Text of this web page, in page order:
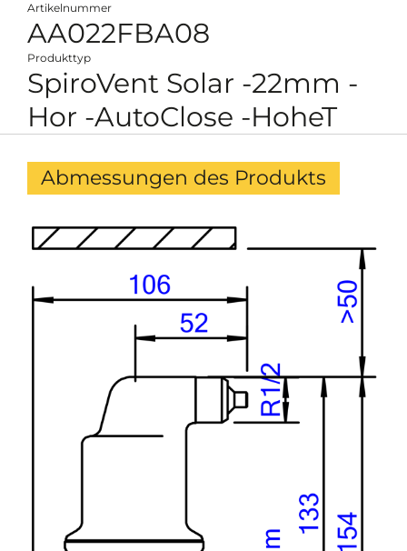
Artikelnummer
AA022FBA08
Produkttyp
SpiroVent Solar -22mm -
Hor -AutoClose -HoheT
Abmessungen des Produkts